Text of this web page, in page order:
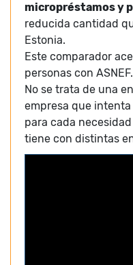
micropréstamos y
reducida cantidad
Estonia.
Este comparador
personas con ASNEF.
No se trata de una
empresa que
para cada
tiene con distintas